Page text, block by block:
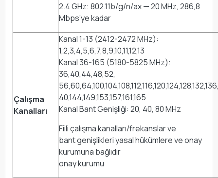
2.4 GHz: 802.11b/g/n/ax — 20 MHz, 286,8
Mbps’ye kadar
Çalışma
Kanalları
Kanal 1-13 (2412-2472 MHz):
1,2,3,4,5,6,7,8,9,10,11,12,13
Kanal 36-165 (5180-5825 MHz):
36,40,44,48,52,
40,144,149,153,157,161,165
Kanal Bant Genişliği: 20, 40, 80 MHz
Fiili çalışma kanalları/frekanslar ve
bant genişlikleri yasal hükümlere ve onay
kurumuna bağlıdır
onay kurumu